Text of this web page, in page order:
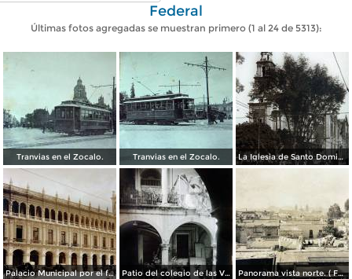
Federal
Últimas fotos agregadas se muestran primero (1 al 24 de 5313):
Tranvias en el Zocalo. Tranvias en el Zocalo. La Iglesia de Santo Domingo.
Palacio Municipal por el fotografo Hugo Brehme.. Patio del colegio de las Vizcainas por el fotografo Hugo Brehme. Panorama vista norte. ( Fechada el 20 de Junio de 1905 ).